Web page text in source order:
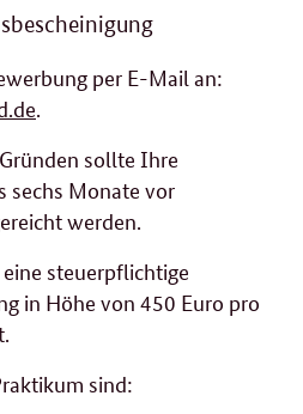
per E-Mail an:
.
sollte Ihre
sechs Monate vor
werden.
steuerpflichtige
in Höhe von 450 Euro pro
sind: